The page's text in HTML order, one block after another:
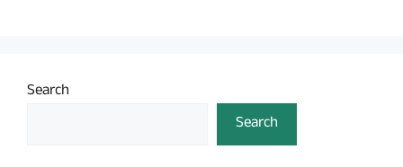
Search
Search